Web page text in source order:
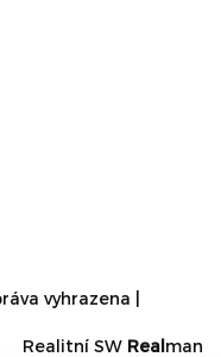
vyhrazena |
Realitní SW Realman